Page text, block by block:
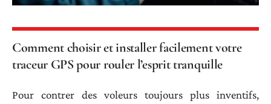
Comment choisir et installer facilement votre
traceur GPS pour rouler l’esprit tranquille
Pour contrer des voleurs toujours plus inventifs,